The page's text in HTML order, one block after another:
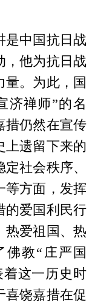
中国抗日战
，他为抗日战
量。为此，国
济禅师”的名
措仍然在宣传
上遗留下来的
社会秩序、
等方面，发挥
的爱国利民行
热爱祖国、热
佛教“庄严国
着这一历史时
喜饶嘉措在促